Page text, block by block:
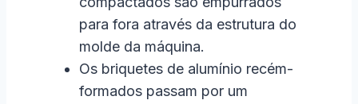
para fora através da estrutura do
molde da máquina.
Os briquetes de alumínio recém-
formados passam por um